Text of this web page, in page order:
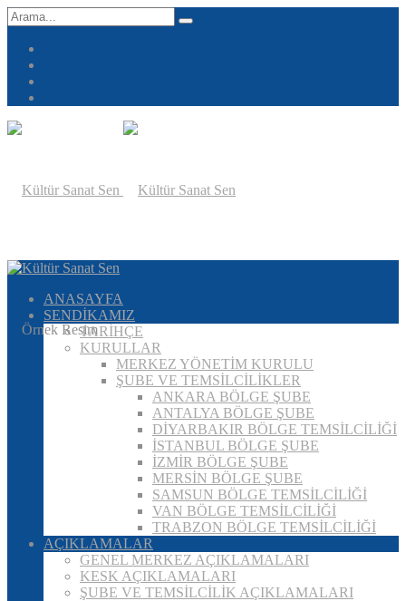
ANASAYFA
SENDİKAMIZ
TARİHÇE
KURULLAR
MERKEZ YÖNETİM KURULU
ŞUBE VE TEMSİLCİLİKLER
ANKARA BÖLGE ŞUBE
ANTALYA BÖLGE ŞUBE
DİYARBAKIR BÖLGE TEMSİLCİLİĞİ
İSTANBUL BÖLGE ŞUBE
İZMİR BÖLGE ŞUBE
MERSİN BÖLGE ŞUBE
SAMSUN BÖLGE TEMSİLCİLİĞİ
VAN BÖLGE TEMSİLCİLİĞİ
TRABZON BÖLGE TEMSİLCİLİĞİ
AÇIKLAMALAR
GENEL MERKEZ AÇIKLAMALARI
KESK AÇIKLAMALARI
ŞUBE VE TEMSİLCİLİK AÇIKLAMALARI